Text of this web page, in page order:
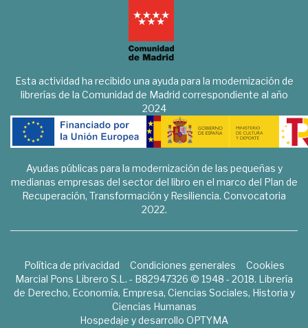
Esta actividad ha recibido una ayuda para la modernización de
librerías de la Comunidad de Madrid correspondiente al año
2024
Ayudas públicas para la modernización de las pequeñas y
medianas empresas del sector del libro en el marco del Plan de
Recuperación, Transformación y Resiliencia. Convocatoria
2022.
Política de privacidad Condiciones generales
Cookies
Marcial Pons Librero S.L. - B82947326 © 1948 - 2018. Librería
de Derecho, Economía, Empresa, Ciencias Sociales, Historia y
Ciencias Humanas
Hospedaje y desarrollo OPTYMA